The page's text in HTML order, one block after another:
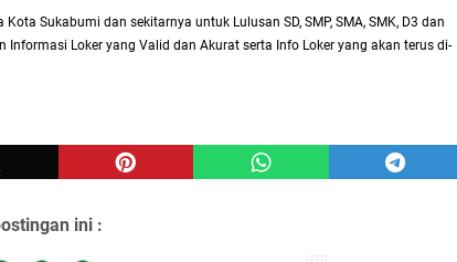
Sukabumi dan sekitarnya untuk Lulusan SD, SMP, SMA, SMK, D3 dan
Informasi Loker yang Valid dan Akurat serta Info Loker yang akan terus di-
ini :